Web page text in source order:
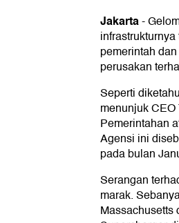
Jakarta-
pemerintah
perusakan
Seperti
menunjuk
Pemerintahan
Agensi ini
pada bulan
Serangan
marak.
Massachusetts